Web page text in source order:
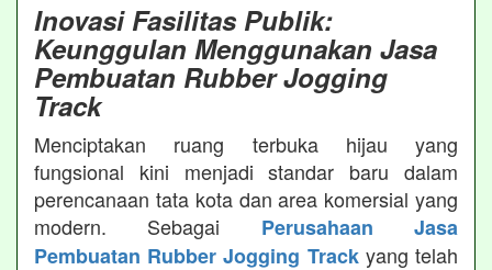
Inovasi Fasilitas Publik:
Keunggulan Menggunakan Jasa
Pembuatan Rubber Jogging
Track
Menciptakan ruang terbuka hijau yang
fungsional kini menjadi standar baru dalam
perencanaan tata kota dan area komersial yang
modern. Sebagai Perusahaan Jasa
Pembuatan Rubber Jogging Trackyang telah